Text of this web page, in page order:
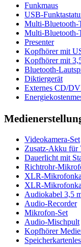
Funkmaus
USB-
Multi-Bluetooth-
Multi-Bluetooth-
Presenter
Kopfhörer mit
Kopfhörer mit
Bluetooth-
Diktiergerät
Externes CD/
Videokamera-Set
Zusatz-Akku für
Dauerlicht mit
Richtrohr-
XLR-
XLR-
Audiokabel 3,5
Audio-Recorder
Mikrofon-Set
Audio-Mischpult
Kopfhörer